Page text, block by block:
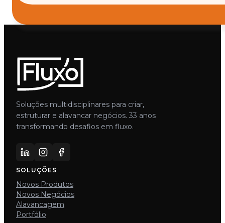
Soluções multidisciplinares para criar,
estruturar e alavancar negócios. 33 anos
transformando desafios em fluxo.
SOLUÇÕES
Novos Produtos
Novos Negócios
Alavancagem
Portfólio